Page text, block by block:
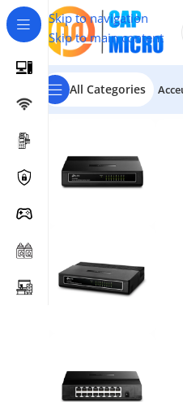
Skip to navigation
Skip to main content
All Categories
Accueil/RESEAUX/